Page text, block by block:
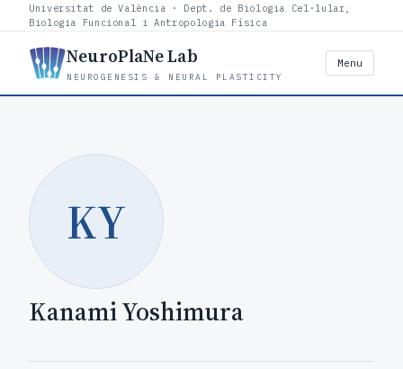
Universitat de València · Dept. de Biologia Cel·lular,
Biologia Funcional i Antropologia Física
NeuroPlaNe Lab
NEUROGENESIS & NEURAL PLASTICITY
Menu
KY
Kanami Yoshimura